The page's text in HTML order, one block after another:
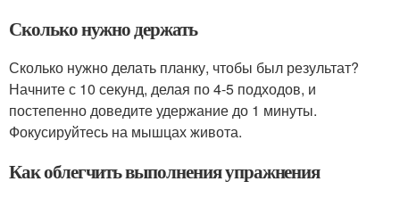
Сколько нужно держать
Сколько нужно делать планку, чтобы был результат?
Начните с 10 секунд, делая по 4-5 подходов, и
постепенно доведите удержание до 1 минуты.
Фокусируйтесь на мышцах живота.
Как облегчить выполнения упражнения